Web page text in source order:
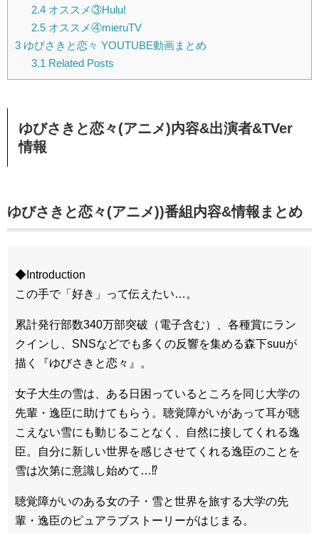
2.4オススメ③Hulu!
2.5オススメ④mieruTV
3 ゆびさきと恋々 YOUTUBE動画まとめ
3.1Related Posts
ゆびさきと恋々(アニメ)内容&出演者&TVer
情報
ゆびさきと恋々(アニメ))番組内容&情報まとめ
◆Introduction
この手で「好き」って伝えたい…。
累計発行部数340万部突破（電子含む）、各種賞にラン
クインし、SNSなどでも多くの反響を集める森下suuが
描く『ゆびさきと恋々』。
女子大生の雪は、ある日困っているところを同じ大学の
先輩・逸臣に助けてもらう。聴覚障がいがあって耳が聴
こえない雪にも動じることなく、自然に接してくれる逸
臣。自分に新しい世界を感じさせてくれる逸臣のことを
雪は次第に意識し始めて…⁉
聴覚障がいのある女の子・雪と世界を旅する大学の先
輩・逸臣のピュアラブストーリーがはじまる。